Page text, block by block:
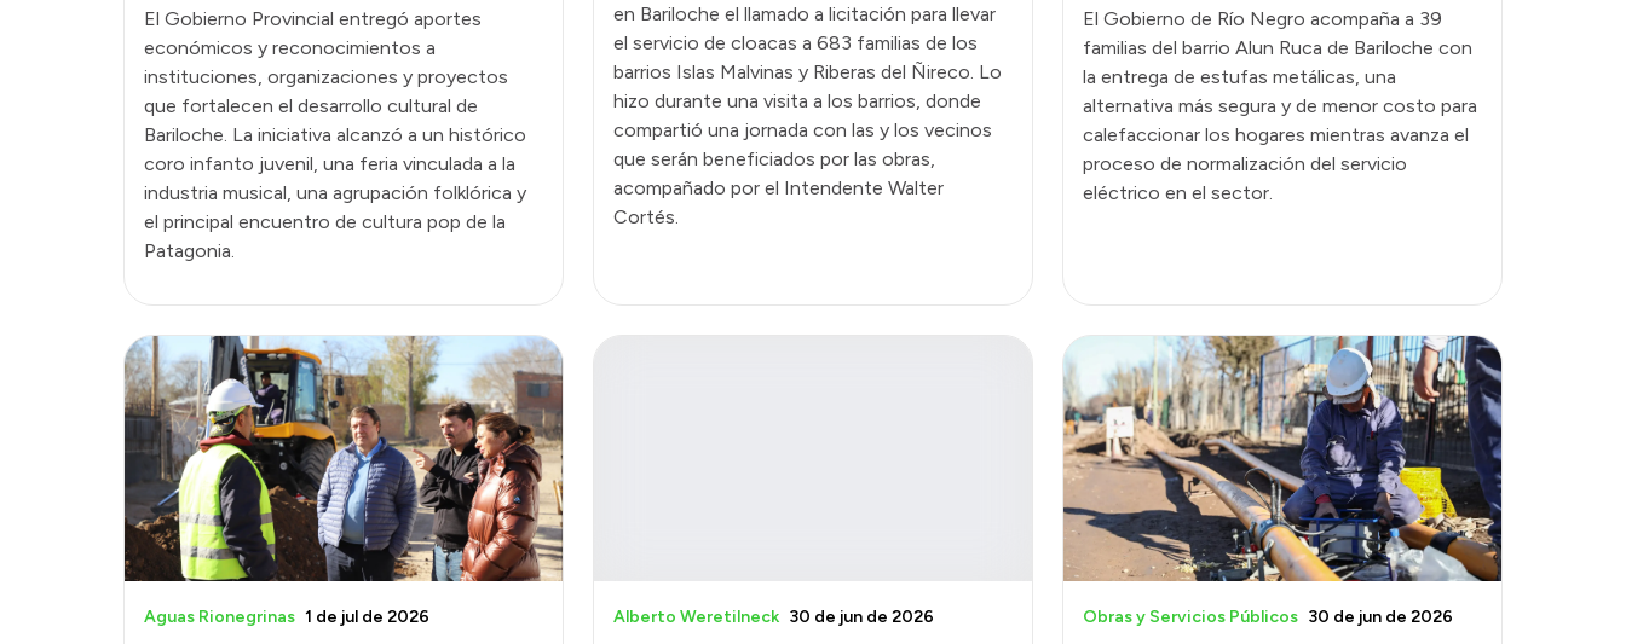
El Gobierno Provincial entregó aportes
económicos y reconocimientos a
instituciones, organizaciones y proyectos
que fortalecen el desarrollo cultural de
Bariloche. La iniciativa alcanzó a un histórico
coro infanto juvenil, una feria vinculada a la
industria musical, una agrupación folklórica y
el principal encuentro de cultura pop de la
Patagonia.
en Bariloche el llamado a licitación para llevar
el servicio de cloacas a 683 familias de los
barrios Islas Malvinas y Riberas del Ñireco. Lo
hizo durante una visita a los barrios, donde
compartió una jornada con las y los vecinos
que serán beneficiados por las obras,
acompañado por el Intendente Walter
Cortés.
El Gobierno de Río Negro acompaña a 39
familias del barrio Alun Ruca de Bariloche con
la entrega de estufas metálicas, una
alternativa más segura y de menor costo para
calefaccionar los hogares mientras avanza el
proceso de normalización del servicio
eléctrico en el sector.
Aguas Rionegrinas 1 de jul de 2026 Alberto Weretilneck 30 de jun de 2026 Obras y Servicios Públicos 30 de jun de 2026